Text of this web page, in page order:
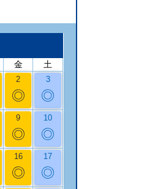
金 土
2
◎
3
◎
9
◎
10
◎
16
◎
17
◎